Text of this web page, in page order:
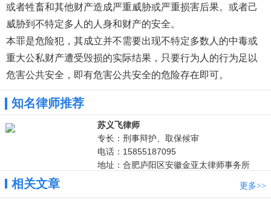
或者牲畜和其他财产造成严重威胁或严重损害后果。或者己
威胁到不特定多人的人身和财产的安全。
本罪是危险犯，其成立并不需要出现不特定多数人的中毒或
重大公私财产遭受毁损的实际结果，只要行为人的行为足以
危害公共安全，即有危害公共安全的危险存在即可。
知名律师推荐
苏义飞律师
专长：刑事辩护、取保候审
电话：15855187095
地址：合肥庐阳区安徽金亚太律师事务所
相关文章 更多>>